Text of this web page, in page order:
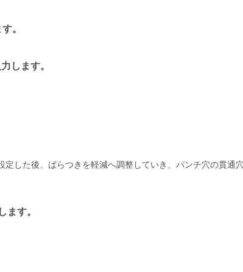
。
します。
した後、ばらつきを軽減へ調整していき、パンチ穴の貫通
ます。